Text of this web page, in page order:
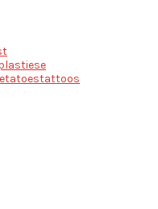
tatoestattoos